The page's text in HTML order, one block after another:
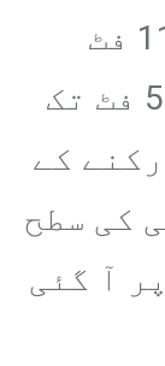
مقام پر پانی کی سطح 11 فٹ
جبکہ گوالمنڈی پل پر 5 فٹ تک
کے
کی سطح
دوبارہ 5 فٹ پر آ گئی